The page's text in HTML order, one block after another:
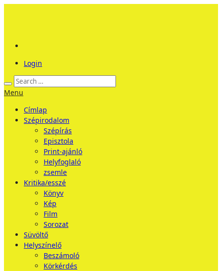
Login
Menu
Címlap
Szépirodalom
Szépírás
Episztola
Print-ajánló
Helyfoglaló
zsemle
Kritika/esszé
Könyv
Kép
Film
Sorozat
Süvöltő
Helyszínelő
Beszámoló
Körkérdés